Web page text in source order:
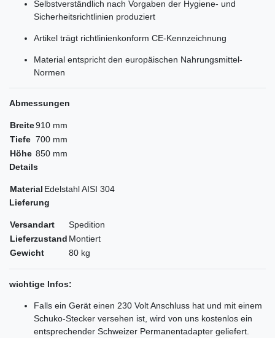
Selbstverständlich nach Vorgaben der Hygiene- und
Sicherheitsrichtlinien produziert
Artikel trägt richtlinienkonform CE-Kennzeichnung
Material entspricht den europäischen Nahrungsmittel-
Normen
Abmessungen
Breite910 mm
Tiefe 700 mm
Höhe 850 mm
Details
Material Edelstahl AISI 304
Lieferung
Versandart
Spedition
Lieferzustand Montiert
Gewicht
80 kg
wichtige Infos:
Falls ein Gerät einen 230 Volt Anschluss hat und mit einem
Schuko-Stecker versehen ist, wird von uns kostenlos ein
entsprechender Schweizer Permanentadapter geliefert.